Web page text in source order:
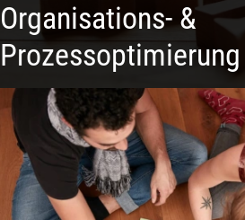
Organisations- &
Prozessoptimierung
Erfolg ermöglichen durch Klarheit in